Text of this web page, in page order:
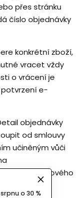
o 30 %
přes stránku
číslo objednávky
konkrétní zboží,
vracet vždy
o vrácení je
potvrzení e-
objednávky
od smlouvy
učiněným vůči
vzorového